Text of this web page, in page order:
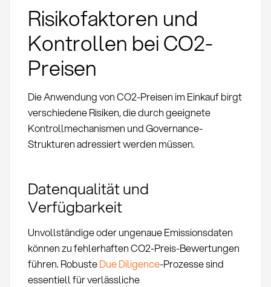
Risikofaktoren und
Kontrollen bei CO2-
Preisen
Die Anwendung von CO2-Preisen im Einkauf birgt
verschiedene Risiken, die durch geeignete
Kontrollmechanismen und Governance-
Strukturen adressiert werden müssen.
Datenqualität und
Verfügbarkeit
Unvollständige oder ungenaue Emissionsdaten
können zu fehlerhaften CO2-Preis-Bewertungen
führen. RobusteDue Diligence-Prozesse sind
essentiell für verlässliche